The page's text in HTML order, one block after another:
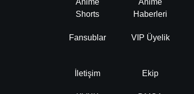
Anime
Shorts
Anime
Haberleri
Fansublar VIP Üyelik
İletişim Ekip